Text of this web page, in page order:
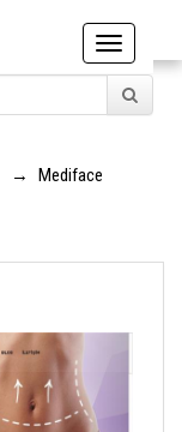
Toggle
navigation
→ Mediface